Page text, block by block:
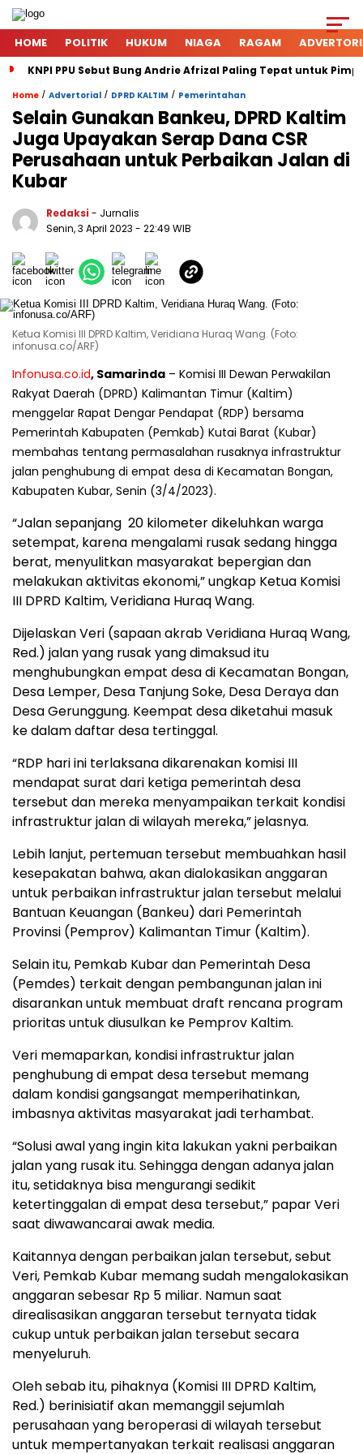
HOME POLITIK HUKUM NIAGA RAGAM
KNPI PPU Sebut Bung Andrie Afrizal Paling Tepat untuk
Home / Advertorial / DPRD KALTIM / Pemerintahan
Selain Gunakan Bankeu, DPRD Kaltim
Juga Upayakan Serap Dana CSR
Perusahaan untuk Perbaikan Jalan di
Kubar
Redaksi - Jurnalis
Senin, 3 April 2023 - 22:49 WIB
Ketua Komisi III DPRD Kaltim, Veridiana Huraq Wang. (Foto:
infonusa.co/ARF)
Infonusa.co.id, Samarinda – Komisi III Dewan Perwakilan
Rakyat Daerah (DPRD) Kalimantan Timur (Kaltim)
menggelar Rapat Dengar Pendapat (RDP) bersama
Pemerintah Kabupaten (Pemkab) Kutai Barat (Kubar)
membahas tentang permasalahan rusaknya infrastruktur
jalan penghubung di empat desa di Kecamatan Bongan,
Kabupaten Kubar, Senin (3/4/2023).
“Jalan sepanjang 20 kilometer dikeluhkan warga
setempat, karena mengalami rusak sedang hingga
berat, menyulitkan masyarakat bepergian dan
melakukan aktivitas ekonomi,” ungkap Ketua Komisi
III DPRD Kaltim, Veridiana Huraq Wang.
Dijelaskan Veri (sapaan akrab Veridiana Huraq Wang,
Red.) jalan yang rusak yang dimaksud itu
menghubungkan empat desa di Kecamatan Bongan,
Desa Lemper, Desa Tanjung Soke, Desa Deraya dan
Desa Gerunggung. Keempat desa diketahui masuk
ke dalam daftar desa tertinggal.
“RDP hari ini terlaksana dikarenakan komisi III
mendapat surat dari ketiga pemerintah desa
tersebut dan mereka menyampaikan terkait kondisi
infrastruktur jalan di wilayah mereka,” jelasnya.
Lebih lanjut, pertemuan tersebut membuahkan hasil
kesepakatan bahwa, akan dialokasikan anggaran
untuk perbaikan infrastruktur jalan tersebut melalui
Bantuan Keuangan (Bankeu) dari Pemerintah
Provinsi (Pemprov) Kalimantan Timur (Kaltim).
Selain itu, Pemkab Kubar dan Pemerintah Desa
(Pemdes) terkait dengan pembangunan jalan ini
disarankan untuk membuat draft rencana program
prioritas untuk diusulkan ke Pemprov Kaltim.
Veri memaparkan, kondisi infrastruktur jalan
penghubung di empat desa tersebut memang
dalam kondisi gangsangat memperihatinkan,
imbasnya aktivitas masyarakat jadi terhambat.
“Solusi awal yang ingin kita lakukan yakni perbaikan
jalan yang rusak itu. Sehingga dengan adanya jalan
itu, setidaknya bisa mengurangi sedikit
ketertinggalan di empat desa tersebut,” papar Veri
saat diwawancarai awak media.
Kaitannya dengan perbaikan jalan tersebut, sebut
Veri, Pemkab Kubar memang sudah mengalokasikan
anggaran sebesar Rp 5 miliar. Namun saat
direalisasikan anggaran tersebut ternyata tidak
cukup untuk perbaikan jalan tersebut secara
menyeluruh.
Oleh sebab itu, pihaknya (Komisi III DPRD Kaltim,
Red.) berinisiatif akan memanggil sejumlah
perusahaan yang beroperasi di wilayah tersebut
untuk mempertanyakan terkait realisasi anggaran